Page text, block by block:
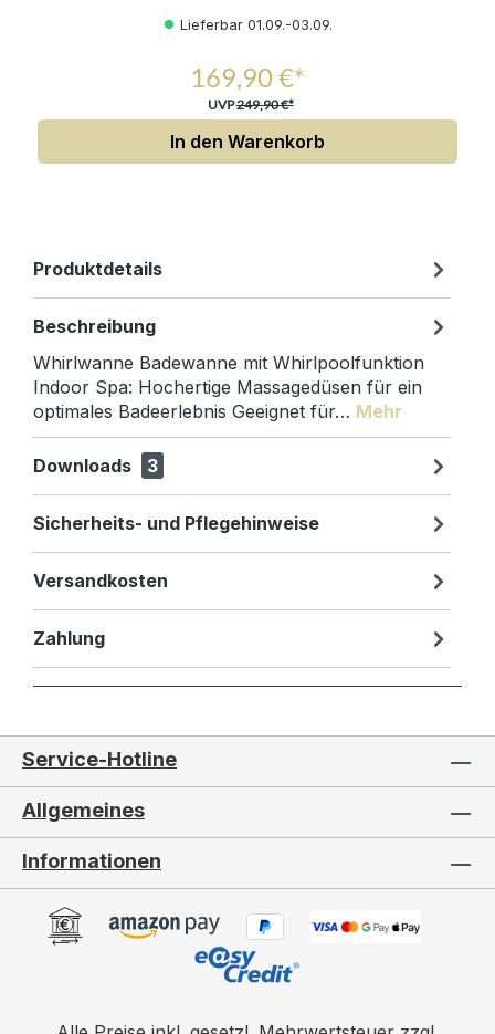
Lieferbar 01.09.-03.09.
169,90 €*
UVP249,90 €*
In den Warenkorb
Produktdetails
Beschreibung
Whirlwanne Badewanne mit Whirlpoolfunktion
Indoor Spa: Hochertige Massagedüsen für ein
optimales Badeerlebnis Geeignet für… Mehr
Downloads 3
Sicherheits- und Pflegehinweise
Versandkosten
Zahlung
Service-Hotline
Allgemeines
Informationen